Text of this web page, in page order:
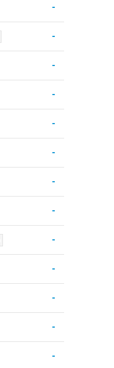
-
-
-
-
-
-
-
-
-
-
-
-
-